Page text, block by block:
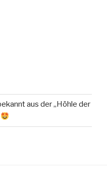
aus der „Höhle der